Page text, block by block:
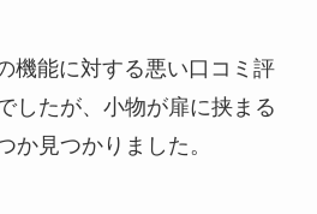
機能に対する悪い口コミ評
したが、小物が扉に挟まる
か見つかりました。